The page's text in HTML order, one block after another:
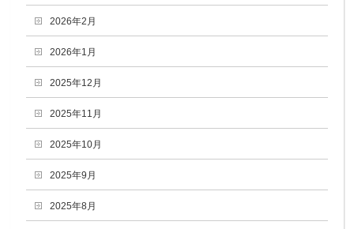
2026年2月
2026年1月
2025年12月
2025年11月
2025年10月
2025年9月
2025年8月